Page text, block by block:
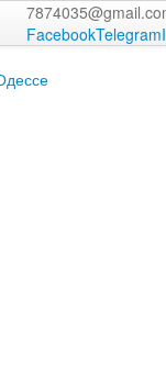
FacebookTelegram